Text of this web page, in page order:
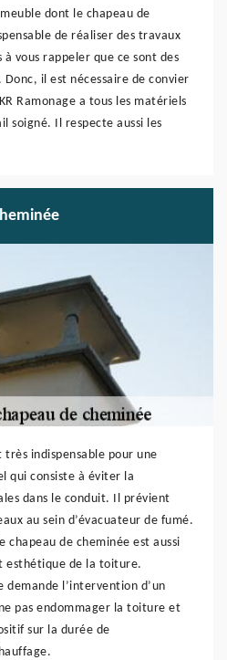
dont le chapeau de
de réaliser des travaux
vous rappeler que ce sont des
il est nécessaire de convier
Ramonage a tous les matériels
soigné. Il respecte aussi les
indispensable pour une
qui consiste à éviter la
dans le conduit. Il prévient
au sein d’évacuateur de fumé.
chapeau de cheminée est aussi
esthétique de la toiture.
demande l’intervention d’un
pas endommager la toiture et
sur la durée de